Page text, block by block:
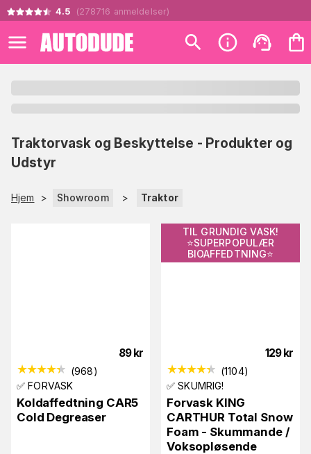
4.5 (278716 anmeldelser)
Traktorvask og Beskyttelse - Produkter og
Udstyr
Hjem > Showroom > Traktor
89 kr
(968)
✅ FORVASK
Koldaffedtning CAR5
Cold Degreaser
TIL GRUNDIG VASK!
⭐️SUPERPOPULÆR
BIOAFFEDTNING⭐️
129 kr
(1104)
✅ SKUMRIG!
Forvask KING
CARTHUR Total Snow
Foam - Skummande /
Voksopløsende